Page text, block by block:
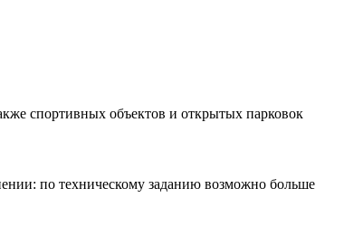
спортивных объектов и открытых парковок
по техническому заданию возможно больше